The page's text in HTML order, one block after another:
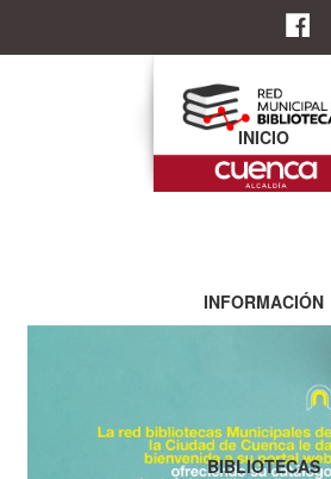
INICIO
INFORMACIÓN
BIBLIOTECAS